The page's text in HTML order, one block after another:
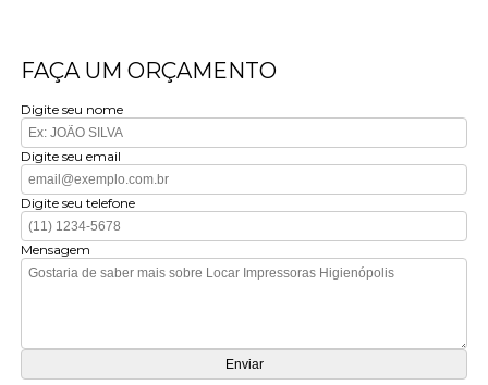
FAÇA UM ORÇAMENTO
Digite seu nome
Digite seu email
Digite seu telefone
Mensagem